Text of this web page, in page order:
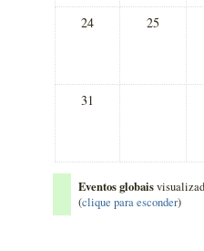
24 25
31
Eventos globais
(clique para esconder)